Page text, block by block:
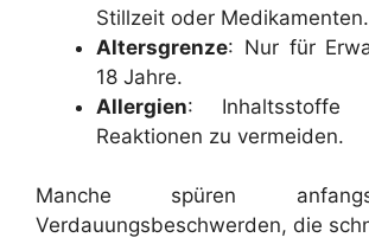
Stillzeit oder Medikamenten.
Altersgrenze: Nur für
18 Jahre.
Allergien: Inhaltsstoffe
Reaktionen zu vermeiden.
Manche spüren
Verdauungsbeschwerden, die